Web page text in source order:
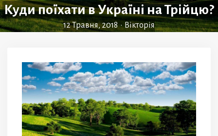
Куди поїхати в Україні на Трійцю?
12 Травня, 2018 • Вікторія